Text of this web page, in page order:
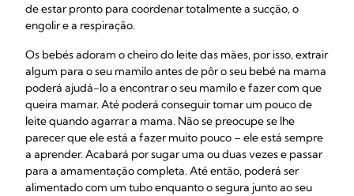
de estar pronto para coordenar totalmente a sucção, o
engolir e a respiração.
Os bebés adoram o cheiro do leite das mães, por isso, extrair
algum para o seu mamilo antes de pôr o seu bebé na mama
poderá ajudá-lo a encontrar o seu mamilo e fazer com que
queira mamar. Até poderá conseguir tomar um pouco de
leite quando agarrar a mama. Não se preocupe se lhe
parecer que ele está a fazer muito pouco – ele está sempre
a aprender. Acabará por sugar uma ou duas vezes e passar
para a amamentação completa. Até então, poderá ser
alimentado com um tubo enquanto o segura junto ao seu